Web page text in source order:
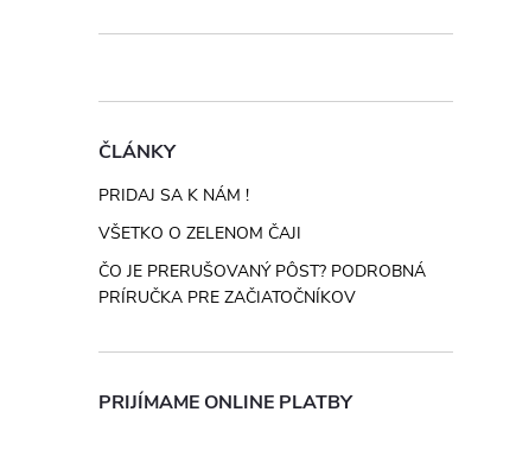
B
o
č
n
ý
a
ČLÁNKY
PRIDAJ SA K NÁM !
VŠETKO O ZELENOM ČAJI
ČO JE PRERUŠOVANÝ PÔST? PODROBNÁ
PRÍRUČKA PRE ZAČIATOČNÍKOV
PRIJÍMAME ONLINE PLATBY